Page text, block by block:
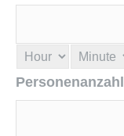
Personenanzahl